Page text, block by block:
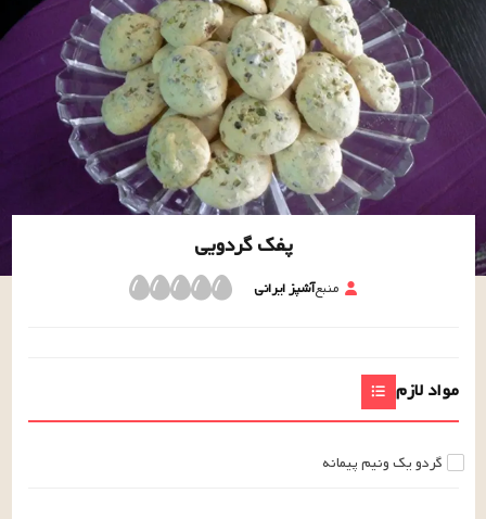
پفک گردویی
منبعآشپز ایرانی
مواد لازم
گردویک ونیمپیمانه